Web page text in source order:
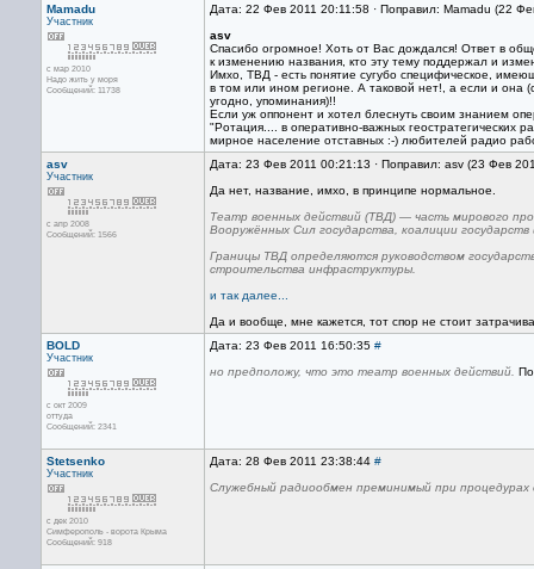
Mamadu
Участник
с мар 2010
Надо жить у моря
Сообщений: 11738
Дата: 22 Фев 2011 20:11:58 · Поправил: Mamadu (22
asv
Спасибо огромное! Хоть от Вас дождался! Ответ в
к изменению названия, кто эту тему поддержал и
Имхо, ТВД - есть понятие сугубо специфическое,
в том или ином регионе. А таковой нет!, а если и она
угодно, упоминания)!!
Если уж оппонент и хотел блеснуть своим знанием
"Ротация.... в оперативно-важных геостратегических
мирное население отставных :-) любителей радио
asv
Участник
с апр 2008
Сообщений: 1566
Дата: 23 Фев 2011 00:21:13 · Поправил: asv (23 Фев
Да нет, название, имхо, в принципе нормальное.
Театр военных действий (ТВД) — часть мирового
Вооружённых Сил государства, коалиции
Границы ТВД определяются руководством
строительства инфраструктуры.
и так далее...
Да и вообще, мне кажется, тот спор не стоит
BOLD
Участник
с окт 2009
оттуда
Сообщений: 2341
Дата: 23 Фев 2011 16:50:35 #
но предположу, что это театр военных действий.
Stetsenko
Участник
с дек 2010
Симферополь - ворота Крыма
Сообщений: 918
Дата: 28 Фев 2011 23:38:44 #
Служебный радиообмен преминимый при процедурах